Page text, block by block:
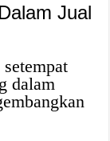
Jual
dalam